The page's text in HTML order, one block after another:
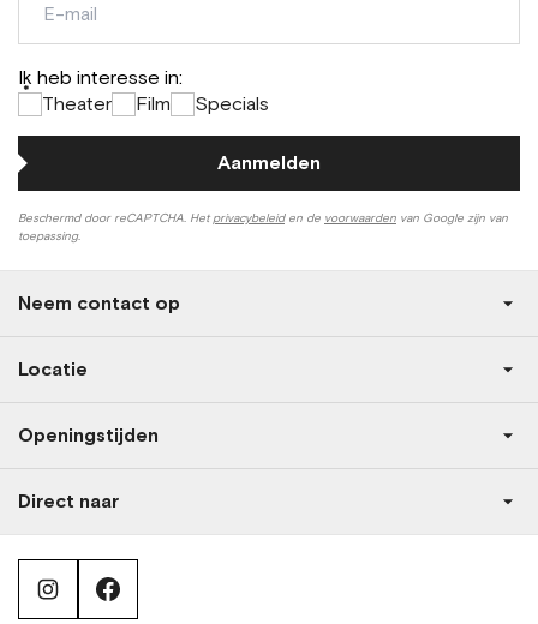
Ik heb interesse in:
*
Theater Film Specials
mail
Aanmelden
Beschermd door reCAPTCHA. Het privacybeleiden de voorwaarden van Google zijn van
toepassing.
Neem contact op
Locatie
Openingstijden
Direct naar
instagramfacebook